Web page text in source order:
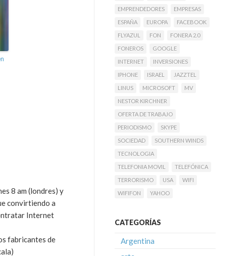
8 am (londres) y
convirtiendo a
Internet
fabricantes de
EMPRENDEDORES
EMPRESAS
ESPAÑA
EUROPA
FACEBOOK
FLYAZUL
FON
FONERA 2.0
FONEROS
GOOGLE
INTERNET
INVERSIONES
IPHONE
ISRAEL
JAZZTEL
LINUS
MICROSOFT
MV
NESTOR KIRCHNER
OFERTA DE TRABAJO
PERIODISMO
SKYPE
SOCIEDAD
SOUTHERN WINDS
TECNOLOGIA
TELEFONIA MOVIL
TELEFÓNICA
TERRORISMO
USA
WIFI
WIFIFON
YAHOO
CATEGORÍAS
Argentina